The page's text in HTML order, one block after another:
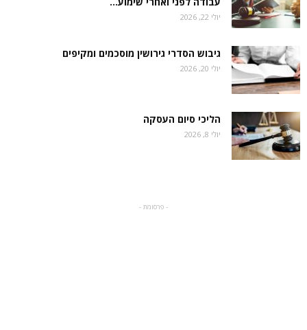
יולי 22, 2026
גיבוש הסדרי גירושין מוסכמים ומקיפים
יולי 20, 2026
הליכי סיום העסקה
יולי 8, 2026
- פרסומת -